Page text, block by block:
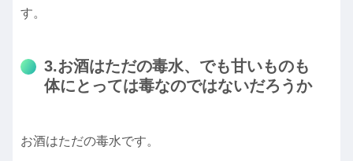
す。
3.お酒はただの毒水、でも甘いものも
体にとっては毒なのではないだろうか
お酒はただの毒水です。